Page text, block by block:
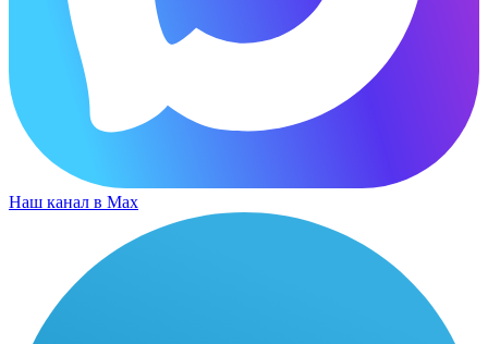
Наш канал в Max